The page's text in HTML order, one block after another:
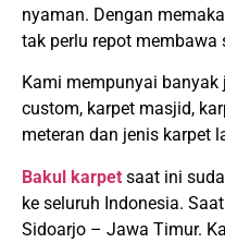
nyaman. Dengan
tak perlu repot
Kami mempunyai banyak
custom, karpet masjid,
meteran dan jenis karpet
Bakul karpet saat ini
ke seluruh Indonesia.
Sidoarjo – Jawa Timur.